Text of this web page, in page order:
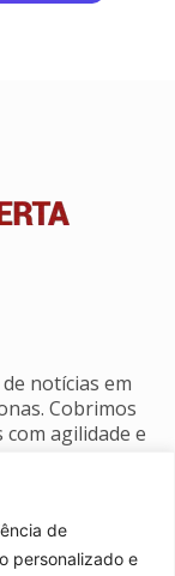
de
personalizado e
notícias em
Cobrimos
agilidade e